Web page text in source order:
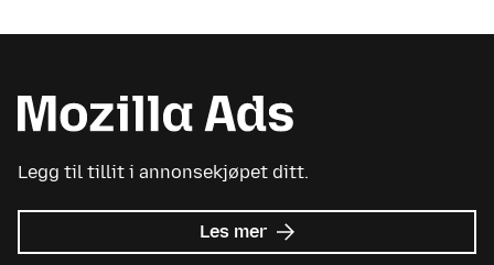
Legg til tillit i annonsekjøpet ditt.
Les mer om
Mozilla